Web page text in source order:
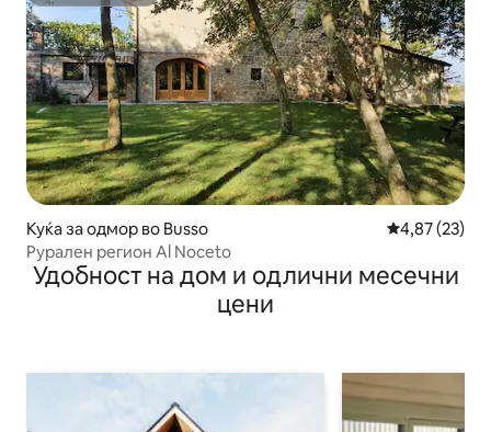
Куќа за одмор во Busso Просечна
4,87 (23)
Рурален регион Al Noceto
Удобност на дом и одлични месечни
цени